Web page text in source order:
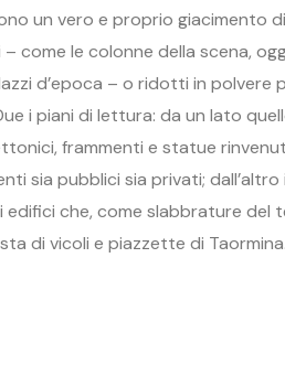
un vero e proprio giacimento
come le colonne della scena,
d’epoca – o ridotti in polvere
i piani di lettura: da un lato
frammenti e statue
sia pubblici sia privati;
edifici che, come slabbrature del
di vicoli e piazzette di